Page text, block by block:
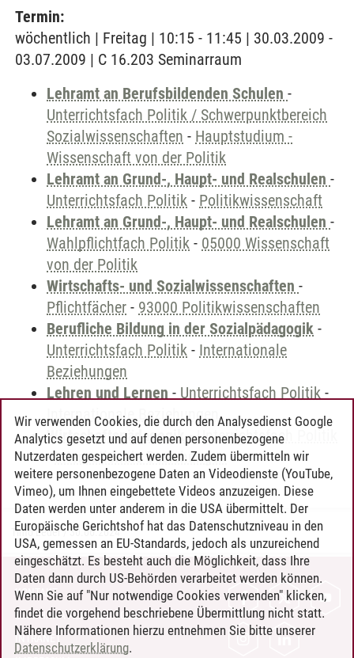
Termin:
wöchentlich | Freitag | 10:15 - 11:45 | 30.03.2009 -
03.07.2009 | C 16.203 Seminarraum
Lehramt an Berufsbildenden Schulen -
Unterrichtsfach Politik / Schwerpunktbereich
Sozialwissenschaften - Hauptstudium -
Wissenschaft von der Politik
Lehramt an Grund-, Haupt- und Realschulen -
Unterrichtsfach Politik - Politikwissenschaft
Lehramt an Grund-, Haupt- und Realschulen -
Wahlpflichtfach Politik - 05000 Wissenschaft
von der Politik
Wirtschafts- und Sozialwissenschaften -
Pflichtfächer - 93000 Politikwissenschaften
Berufliche Bildung in der Sozialpädagogik -
Unterrichtsfach Politik - Internationale
Beziehungen
Lehren und Lernen - Unterrichtsfach Politik -
Internationale Beziehungen
Wirtschaftspädagogik -Unterrichtsfach Politik
-Internationale Beziehungen
Timo Leder/30.06.2024
KONTAKT
LEUPHANA ALS ARBEITGEBER
INTRANET
Wir verwenden Cookies, die durch den Analysedienst Google
Analytics gesetzt und auf denen personenbezogene
Nutzerdaten gespeichert werden. Zudem übermitteln wir
weitere personenbezogene Daten an Videodienste (YouTube,
Vimeo), um Ihnen eingebettete Videos anzuzeigen. Diese
Daten werden unter anderem in die USA übermittelt. Der
Europäische Gerichtshof hat das Datenschutzniveau in den
USA, gemessen an EU-Standards, jedoch als unzureichend
eingeschätzt. Es besteht auch die Möglichkeit, dass Ihre
Daten dann durch US-Behörden verarbeitet werden können.
Wenn Sie auf "Nur notwendige Cookies verwenden" klicken,
findet die vorgehend beschriebene Übermittlung nicht statt.
Nähere Informationen hierzu entnehmen Sie bitte unserer
Datenschutzerklärung.